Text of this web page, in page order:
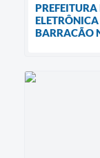
BARRACÃO